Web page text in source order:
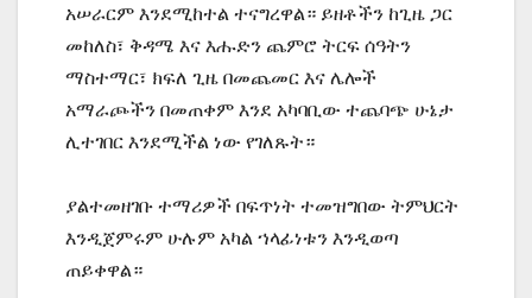
አሠራርም እንደሚከተል ተናግረዋል። ይዘቶችን ከጊዜ ጋር
መከለስ፣ ቅዳሜ እና እሑድን ጨምሮ ትርፍ ሰዓትን
ማስተማር፣ ክፍለ ጊዜ በመጨመር እና ሌሎች
አማራጮችን በመጠቀም እንደ አካባቢው ተጨባጭ ሁኔታ
ሊተገበር እንደሚችል ነው የገለጹት።
ያልተመዘገቡ ተማሪዎች በፍጥነት ተመዝግበው ትምህርት
እንዲጀምሩም ሁሉም አካል ኀላፊነቱን እንዲወጣ
ጠይቀዋል።